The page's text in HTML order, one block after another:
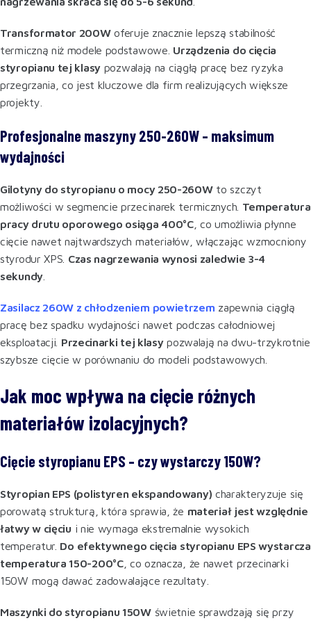
Transformator 200Woferuje znacznie lepszą stabilność
termiczną niż modele podstawowe. Urządzenia do cięcia
styropianu tej klasy pozwalają na ciągłą pracę bez ryzyka
przegrzania, co jest kluczowe dla firm realizujących większe
projekty.
Profesjonalne maszyny 250-260W – maksimum
wydajności
Gilotyny do styropianu o mocy 250-260Wto szczyt
możliwości w segmencie przecinarek termicznych. Temperatura
pracy drutu oporowego osiąga 400°C, co umożliwia płynne
cięcie nawet najtwardszych materiałów, włączając wzmocniony
styrodur XPS. Czas nagrzewania wynosi zaledwie 3-4
sekundy.
Zasilacz 260W z chłodzeniem powietrzem zapewnia ciągłą
pracę bez spadku wydajności nawet podczas całodniowej
eksploatacji. Przecinarki tej klasypozwalają na dwu-trzykrotnie
szybsze cięcie w porównaniu do modeli podstawowych.
Jak moc wpływa na cięcie różnych
materiałów izolacyjnych?
Cięcie styropianu EPS – czy wystarczy 150W?
Styropian EPS (polistyren ekspandowany) charakteryzuje się
porowatą strukturą, która sprawia, że materiał jest względnie
łatwy w cięciu i nie wymaga ekstremalnie wysokich
temperatur. Do efektywnego cięcia styropianu EPS wystarcza
temperatura 150-200°C, co oznacza, że nawet przecinarki
150W mogą dawać zadowalające rezultaty.
Maszynki do styropianu 150Wświetnie sprawdzają się przy